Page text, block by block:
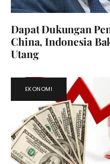
Dapat Dukungan
China, Indonesia
Utang
EKONOMI